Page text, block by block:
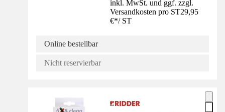
inkl. MwSt. und ggf. zzgl.
Versandkosten pro ST29,95
€*/ ST
Online bestellbar
Nicht reservierbar